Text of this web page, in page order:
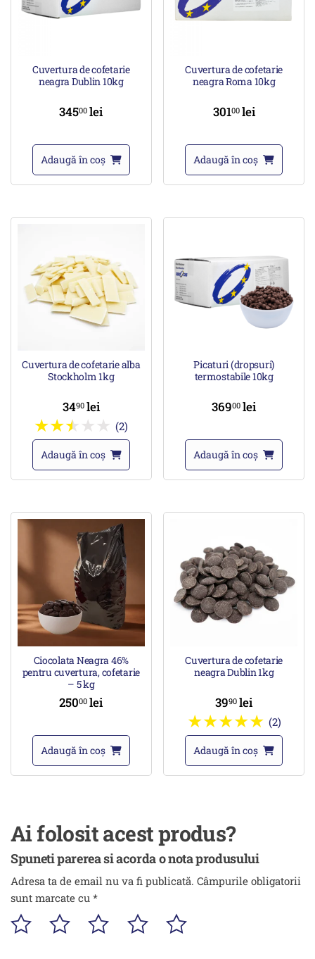
Cuvertura de cofetarie
neagra Dublin 10kg
34500lei
Adaugă în coș
Cuvertura de cofetarie
neagra Roma 10kg
30100 lei
Adaugă în coș
Cuvertura de cofetarie alba
Stockholm 1kg
3490 lei
(2)
Adaugă în coș
Picaturi (dropsuri)
termostabile 10kg
36900lei
Adaugă în coș
Ciocolata Neagra 46%
pentru cuvertura, cofetarie
– 5 kg
25000lei
Adaugă în coș
Cuvertura de cofetarie
neagra Dublin 1kg
3990lei
(2)
Adaugă în coș
Ai folosit acest produs?
Spuneti parerea si acorda o nota produsului
Adresa ta de email nu va fi publicată. Câmpurile obligatorii
sunt marcate cu *